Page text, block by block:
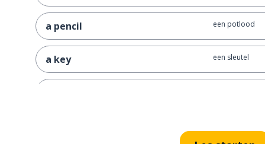
a pencil een potlood
a key een sleutel